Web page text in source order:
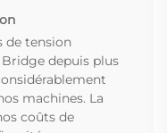
de tension
depuis plus
machines. La
coûts de